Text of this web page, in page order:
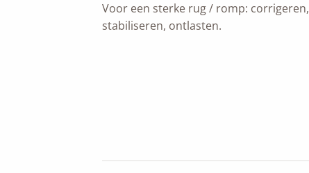
Voor een sterke rug / romp: corrigeren,
stabiliseren, ontlasten.